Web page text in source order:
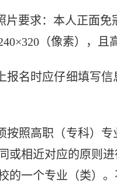
片要求：本人正面免
（像素），且
报名时应仔细填写
按照高职（专科）
或相近对应的原则
的一个专业（类）